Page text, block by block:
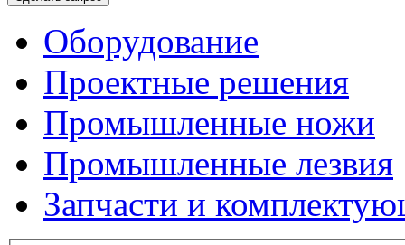
Оборудование
Проектные решения
Промышленные ножи
Промышленные лезвия
Запчасти и